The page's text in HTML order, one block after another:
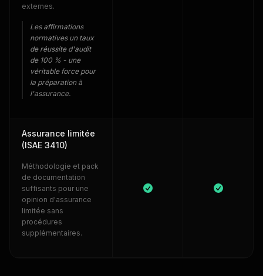
externes.
Les affirmations
normatives un taux
de réussite d'audit
de 100 % - une
véritable force pour
la préparation à
l'assurance.
Assurance limitée
(ISAE 3410)
Méthodologie et pack
de documentation
suffisants pour une
opinion d'assurance
limitée sans
procédures
supplémentaires.